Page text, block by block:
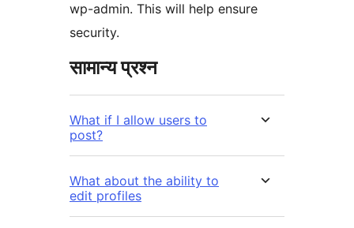
wp-admin. This will help ensure
security.
सामान्य प्रश्न
What if I allow users to
post?
What about the ability to
edit profiles